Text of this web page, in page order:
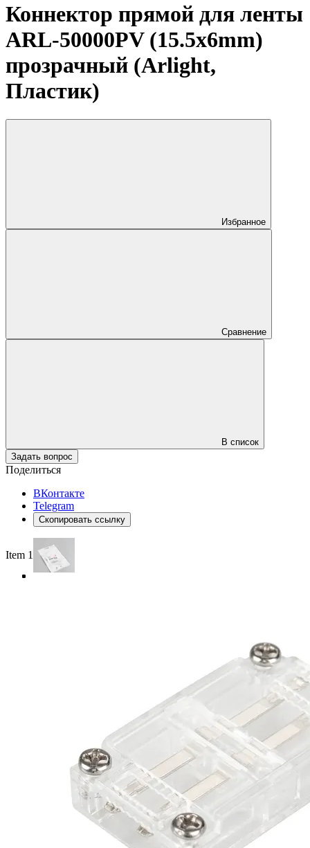
Коннектор прямой для ленты
ARL-50000PV (15.5x6mm)
прозрачный (Arlight,
Пластик)
Избранное
Сравнение
В список
Задать вопрос
Поделиться
ВКонтакте
Telegram
Скопировать ссылку
Item 1 of 4